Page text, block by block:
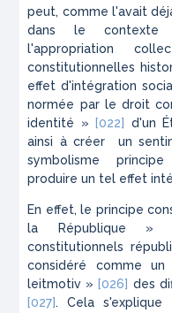
peut, comme l'avait
dans le contexte
l'appropriation
constitutionnelles
effet d'intégration
normée par le droit
identité »
[022]
d'un
ainsi à créer un
symbolisme
produire un tel effet
En effet, le principe
la République »
constitutionnels
considéré comme
leitmotiv » [026] des
[027]. Cela